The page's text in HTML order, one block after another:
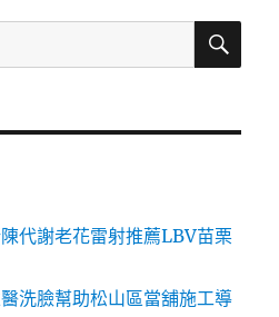
搜
代謝老花雷射推薦LBV苗栗
洗臉幫助松山區當舖施工導